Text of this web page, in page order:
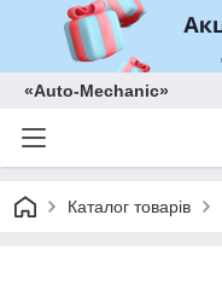
«Auto-Mechanic»
Каталог товарів